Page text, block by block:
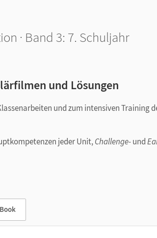
· Band 3: 7. Schuljahr
und Lösungen
und zum intensiven Training
jeder Unit,Challenge-und